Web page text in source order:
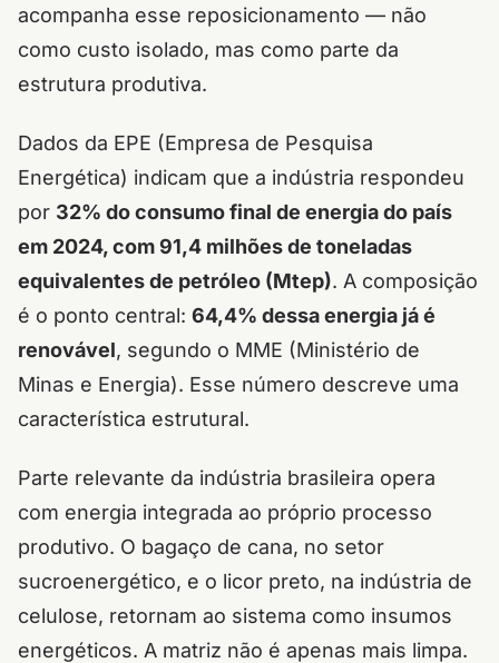
acompanha esse reposicionamento — não
como custo isolado, mas como parte da
estrutura produtiva.
Dados da EPE (Empresa de Pesquisa
Energética) indicam que a indústria respondeu
por 32% do consumo final de energia do país
em 2024, com 91,4 milhões de toneladas
equivalentes de petróleo (Mtep). A composição
é o ponto central: 64,4% dessa energia já é
renovável, segundo o MME (Ministério de
Minas e Energia). Esse número descreve uma
característica estrutural.
Parte relevante da indústria brasileira opera
com energia integrada ao próprio processo
produtivo. O bagaço de cana, no setor
sucroenergético, e o licor preto, na indústria de
celulose, retornam ao sistema como insumos
energéticos. A matriz não é apenas mais limpa.